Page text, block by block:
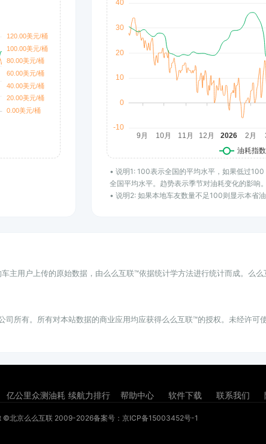
• 说明1: 100表示全国的平均水平，如果低过
全国平均水平。趋势表示季节对油耗变化的影响。
• 说明2: 如果本地车友数量不足100则显示本省油
用户上传的原始数据，由么么互联™依据统计学方法进行统计而成。么么
所有。所有对本站数据的商业应用均应获得么么互联™的授权。未经许可
亿公里众测油耗 续航力排行 帮助中心 软件下载 联系我们
©北京么么互联 2009-2026备案号：京ICP备15003452号-1